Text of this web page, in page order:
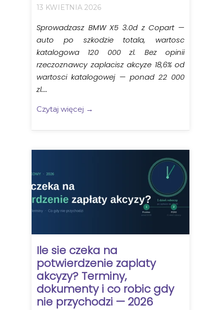
13 KWIETNIA 2026
Sprowadzasz BMW X5 3.0d z Copart —
auto po szkodzie totala, wartosc
katalogowa 120 000 zl. Bez opinii
rzeczoznawcy zaplacisz akcyze 18,6% od
wartosci katalogowej — ponad 22 000
zl....
Czytaj więcej →
Ile sie czeka na
potwierdzenie zaplaty
akcyzy? Terminy,
dokumenty i co robic gdy
nie przychodzi — 2026